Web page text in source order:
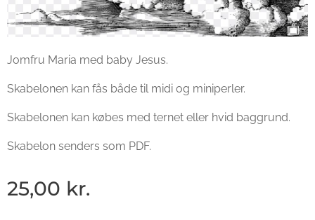
Jomfru Maria med baby Jesus.
Skabelonen kan fås både til midi og miniperler.
Skabelonen kan købes med ternet eller hvid baggrund.
Skabelon senders som PDF.
25,00 kr.